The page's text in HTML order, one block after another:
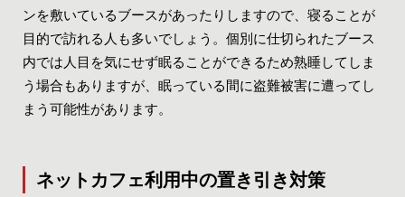
ンを敷いているブースがあったりしますので、寝ることが
目的で訪れる人も多いでしょう。個別に仕切られたブース
内では人目を気にせず眠ることができるため熟睡してしま
う場合もありますが、眠っている間に盗難被害に遭ってし
まう可能性があります。
ネットカフェ利用中の置き引き対策